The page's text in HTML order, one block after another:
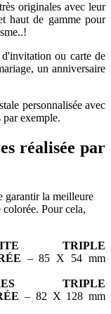
originales avec leur
haut de gamme pour
ou carte de
un anniversaire
personnalisée avec
par exemple.
réalisée par
garantir la meilleure
Pour cela,
TRIPLE
– 85 X 54 mm
TRIPLE
– 82 X 128 mm